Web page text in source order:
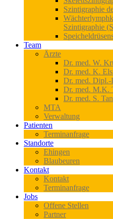
Szintigraphie
Szintigraphie
Team
Ärzte
Dr. med. W.
Dr. med. K.
Dr. med. Dipl.-
Dr. med. M.K.
Dr. med. S.
MTA
Verwaltung
Patienten
Terminanfrage
Standorte
Ehingen
Blaubeuren
Kontakt
Kontakt
Terminanfrage
Jobs
Offene Stellen
Partner